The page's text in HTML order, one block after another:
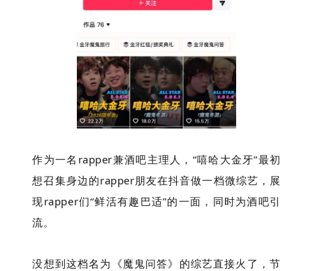
作为一名rapper兼酒吧主理人，“嘻哈大金牙”最初
想召集身边的rapper朋友在抖音做一档微综艺，展
现rapper们“鲜活有趣巴适”的一面，同时为酒吧引
流。
没想到这档名为《魔鬼问答》的综艺直接火了，节